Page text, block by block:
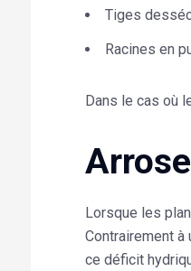
Tiges
Racines en
Dans le cas où
Lorsque les
Contrairement
ce déficit